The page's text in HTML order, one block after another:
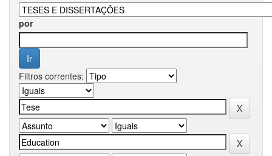
por
Filtros correntes: